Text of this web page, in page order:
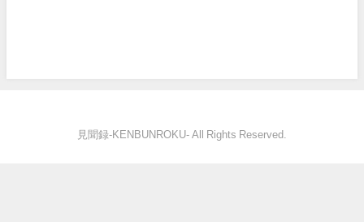
見聞録‐KENBUNROKU- All Rights Reserved.